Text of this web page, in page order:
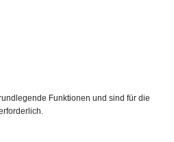
Funktionen und sind für die